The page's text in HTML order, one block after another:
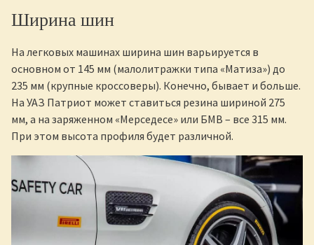
Ширина шин
На легковых машинах ширина шин варьируется в
основном от 145 мм (малолитражки типа «Матиза») до
235 мм (крупные кроссоверы). Конечно, бывает и больше.
На УАЗ Патриот может ставиться резина шириной 275
мм, а на заряженном «Мерседесе» или БМВ – все 315 мм.
При этом высота профиля будет различной.